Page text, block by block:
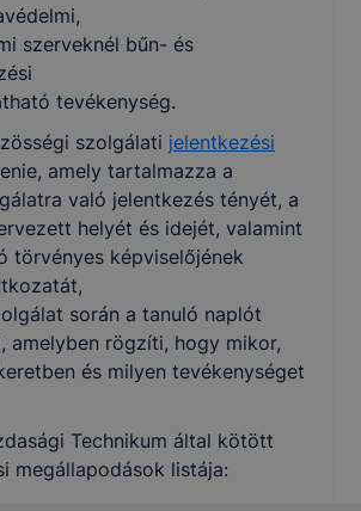
szerveknél bűn- és
tevékenység.
szolgálati jelentkezési
amely tartalmazza a
való jelentkezés tényét, a
helyét és idejét, valamint
törvényes képviselőjének
során a tanuló naplót
amelyben rögzíti, hogy mikor,
és milyen tevékenységet
Technikum által kötött
megállapodások listája: